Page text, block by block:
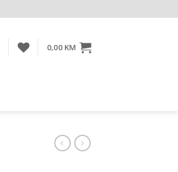
0,00 KM